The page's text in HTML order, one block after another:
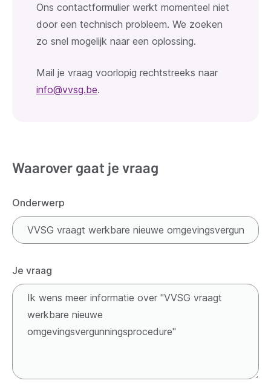
Ons contactformulier werkt momenteel niet
door een technisch probleem. We zoeken
zo snel mogelijk naar een oplossing.
Mail je vraag voorlopig rechtstreeks naar
info@vvsg.be.
Waarover gaat je vraag
Onderwerp
Je vraag